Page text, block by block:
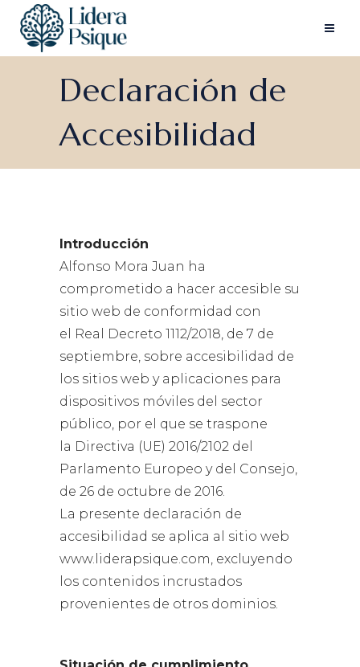
Declaración de
Accesibilidad
Introducción
Alfonso Mora Juan ha
comprometido a hacer accesible su
sitio web de conformidad con
el Real Decreto 1112/2018, de 7 de
septiembre, sobre accesibilidad de
los sitios web y aplicaciones para
dispositivos móviles del sector
público, por el que se traspone
la Directiva (UE) 2016/2102 del
Parlamento Europeo y del Consejo,
de 26 de octubre de 2016.
La presente declaración de
accesibilidad se aplica al sitio web
www.liderapsique.com, excluyendo
los contenidos incrustados
provenientes de otros dominios.